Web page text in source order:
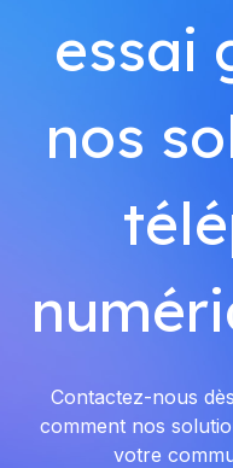
essai
nos
Contactez-nous
comment nos
votre